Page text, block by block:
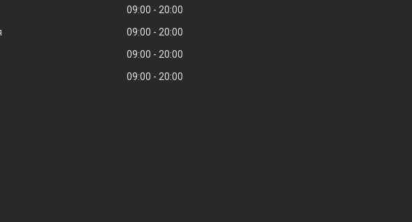
09:00
20:00
09:00
20:00
09:00
20:00
09:00 20:00